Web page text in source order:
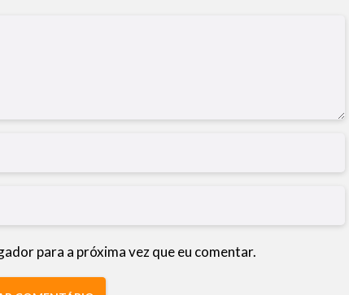
para a próxima vez que eu comentar.